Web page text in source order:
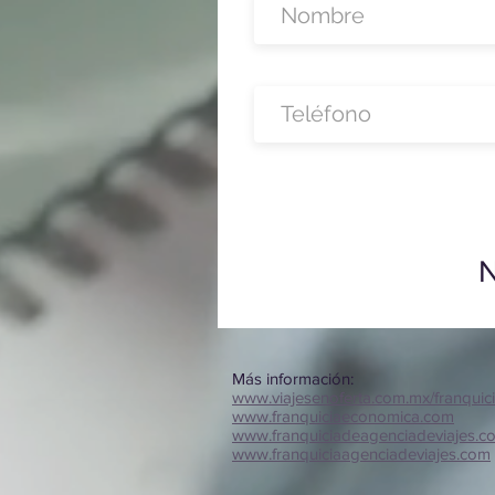
Más información:
www.viajesenoferta.com.mx/
www.franquiciaeconomica.com
www.franquiciaagenciadeviajes.com